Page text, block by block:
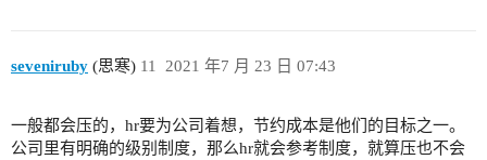
seveniruby (思寒) 2021 年7 月 23 日 07:43
11
一般都会压的，hr要为公司着想，节约成本是他们的目标之一。
公司里有明确的级别制度，那么hr就会参考制度，就算压也不会